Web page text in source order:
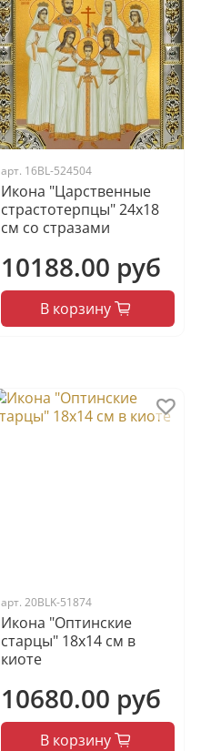
арт. 16BL-524504
Икона "Царственные
страстотерпцы" 24х18
см со стразами
10188.00 руб
В корзину
арт. 20BLK-51874
Икона "Оптинские
старцы" 18х14 см в
киоте
10680.00 руб
В корзину